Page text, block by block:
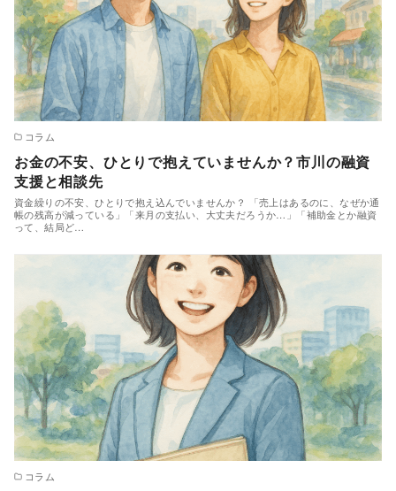
コラム
お金の不安、ひとりで抱えていませんか？市川の融資
支援と相談先
資金繰りの不安、ひとりで抱え込んでいませんか？ 「売上はあるのに、なぜか通
帳の残高が減っている」「来月の支払い、大丈夫だろうか…」「補助金とか融資
って、結局ど…
コラム